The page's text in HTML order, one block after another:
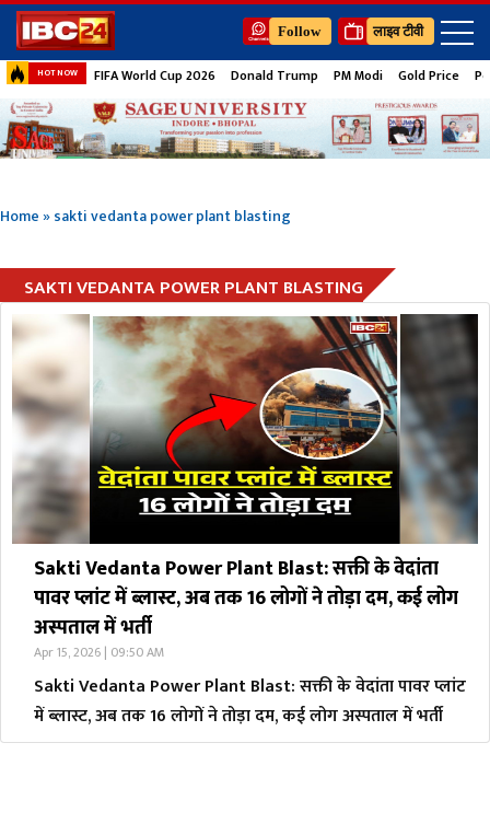
Follow लाइव टीवी
HOT NOW FIFA World Cup 2026 Donald Trump PM Modi Gold Price
Home»sakti vedanta power plant blasting
SAKTI VEDANTA POWER PLANT BLASTING
Sakti Vedanta Power Plant Blast: सक्ती के वेदांता
पावर प्लांट में ब्लास्ट, अब तक 16 लोगों ने तोड़ा दम, कई लोग
अस्पताल में भर्ती
Apr 15, 2026 | 09:50 AM
Sakti Vedanta Power Plant Blast: सक्ती के वेदांता पावर प्लांट
में ब्लास्ट, अब तक 16 लोगों ने तोड़ा दम, कई लोग अस्पताल में भर्ती